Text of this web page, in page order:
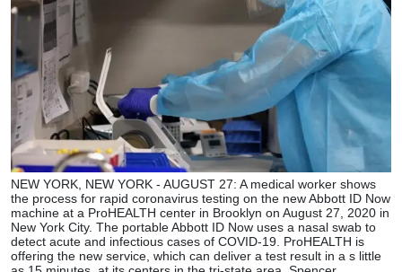
NEW YORK, NEW YORK - AUGUST 27: A medical worker shows
the process for rapid coronavirus testing on the new Abbott ID Now
machine at a ProHEALTH center in Brooklyn on August 27, 2020 in
New York City. The portable Abbott ID Now uses a nasal swab to
detect acute and infectious cases of COVID-19. ProHEALTH is
offering the new service, which can deliver a test result in a s little